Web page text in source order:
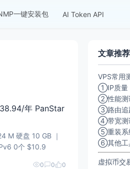
一键安装包 AI Token API
年 PanStar
0个 $10.9
0 0 0
文章推荐
VPS常用
①IP质量
②性能测
③路由追
④带宽测
⑤重装系
⑥其他工
虚拟币交